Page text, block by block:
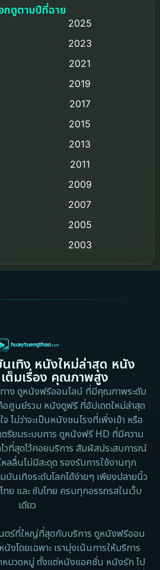
True Story เรื่องจริง
สืบสวน
Disaster
Disney+
สารคดี
สารคดี
ดราม่า
ดราม่า
Dystopian
กดูตามปีที่ฉาย
2025
2023
2021
2019
2017
2015
2013
2011
2009
2007
2005
2003
2000
1982
1971
เทิง หนังใหม่ล่าสุด หนัง
ต็มเรื่อง คุณภาพสูง
าง ดูหนังฟรีออนไลน์ ที่มีคุณภาพระดับ
อศูนย์รวม หนังดูฟรี ที่อัปเดตใหม่ล่าสุด
ม่ว่าจะเป็นหนังชนโรงที่เพิ่งเข้า หรือ
ตรียมระบบการ ดูหนังฟรี HD ที่มีความ
วที่สุดไว้คอยบริการ สัมผัสประสบการณ์
ลลื่นไม่มีสะดุด รองรับการใช้งานทุก
นเทิงระดับโลกได้ง่ายๆ เพียงปลายนิ้ว
ย และ ซับไทย ครบทุกอรรถรสในเว็บ
เดียว
ตร์ที่ใหญ่ที่สุดกับบริการ ดูหนังฟรีออน
งโดยเฉพาะ เรามุ่งเน้นการให้บริการ
มวดหมู่ ตั้งแต่หนังแอคชั่น หนังรัก ไป